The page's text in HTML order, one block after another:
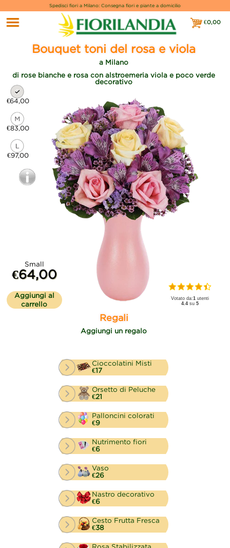
Spedisci fiori a Milano: Consegna fiori e piante a domicilio
€0,00
€0,00
Bouquet toni del rosa e viola
a Milano
di rose bianche e rosa con alstroemeria viola e poco verde
decorativo
€64,00
€83,00
€97,00
Small
€64,00
Aggiungi al
carrello
Votato da:1 utenti
4.4 su5
Regali
Aggiungi un regalo
Cioccolatini Misti
€17
Orsetto di Peluche
€21
Palloncini colorati
€9
Nutrimento fiori
€6
Vaso
€26
Nastro decorativo
€6
Cesto Frutta Fresca
€38
Rosa Stabilizzata